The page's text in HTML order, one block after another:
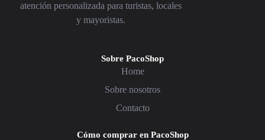
atención personalizada para turistas, locales
y mayoristas.
Sobre PacoShop
Home
Sobre nosotros
Contacto
Cómo comprar en PacoShop